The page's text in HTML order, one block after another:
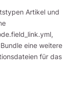
Artikel und
eine weitere
für das